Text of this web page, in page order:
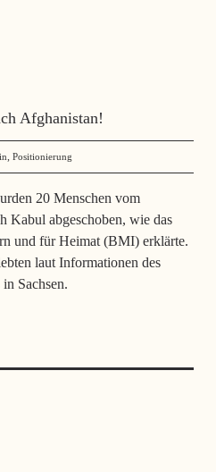
Afghanistan!
, Positionierung
20 Menschen vom
Kabul abgeschoben, wie das
und für Heimat (BMI) erklärte.
laut Informationen des
Sachsen.